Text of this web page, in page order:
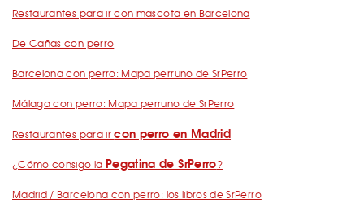
Restaurantes para ir con mascota en Barcelona
De Cañas con perro
Barcelona con perro: Mapa perruno de SrPerro
Málaga con perro: Mapa perruno de SrPerro
Restaurantes para ircon perro en Madrid
¿Cómo consigo la Pegatina de SrPerro?
Madrid / Barcelona con perro: los libros de SrPerro